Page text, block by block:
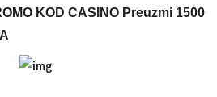
KOD CASINO Preuzmi 1500